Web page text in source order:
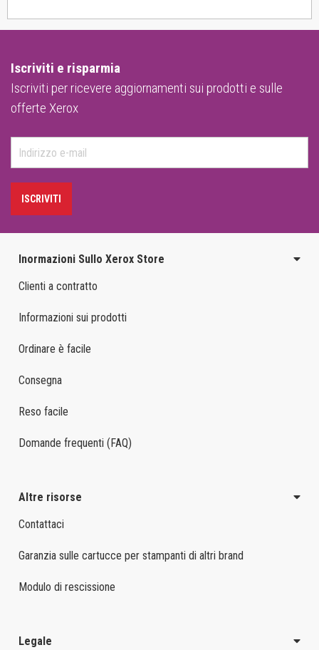
Iscriviti e risparmia
Iscriviti per ricevere aggiornamenti sui prodotti e sulle
offerte Xerox
ISCRIVITI
Inormazioni Sullo Xerox Store
Clienti a contratto
Informazioni sui prodotti
Ordinare è facile
Consegna
Reso facile
Domande frequenti (FAQ)
Altre risorse
Contattaci
Garanzia sulle cartucce per stampanti di altri brand
Modulo di rescissione
Legale